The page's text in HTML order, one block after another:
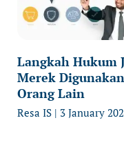
Langkah Hukum
Merek Digunakan
Orang Lain
Resa IS 3 January